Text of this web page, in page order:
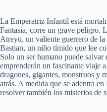
La Emperatriz Infantil está
Fantasia, corre un grave peligro.
Atreyu, un valiente guerrero de
Bastian, un niño tímido que lee
Solo un ser humano puede salvar
emprenderán un fascinante viaje
dragones, gigantes, monstruos y
atrás. A medida que se adentra
resolver también los misterios de